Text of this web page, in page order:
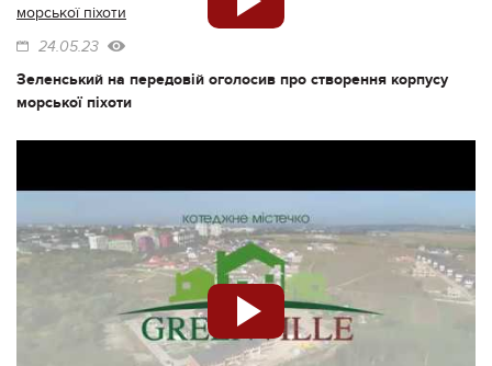
24.05.23
Зеленський на передовій оголосив про створення корпусу
морської піхоти